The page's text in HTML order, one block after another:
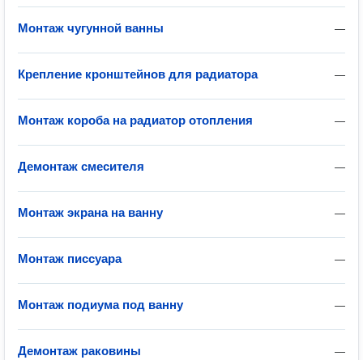
—
Монтаж чугунной ванны
—
Крепление кронштейнов для радиатора
—
Монтаж короба на радиатор отопления
—
Демонтаж смесителя
—
Монтаж экрана на ванну
—
Монтаж писсуара
—
Монтаж подиума под ванну
—
Демонтаж раковины